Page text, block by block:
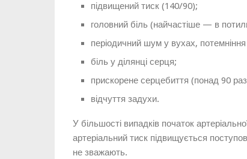
підвищений тиск (140/90);
головний біль (найчастіше — в
періодичний шум у вухах,
біль у ділянці серця;
прискорене серцебиття (понад 90
відчуття задухи.
У більшості випадків початок
артеріальний тиск підвищується
не зважають.